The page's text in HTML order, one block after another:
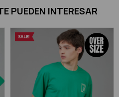
PUEDEN INTERESAR